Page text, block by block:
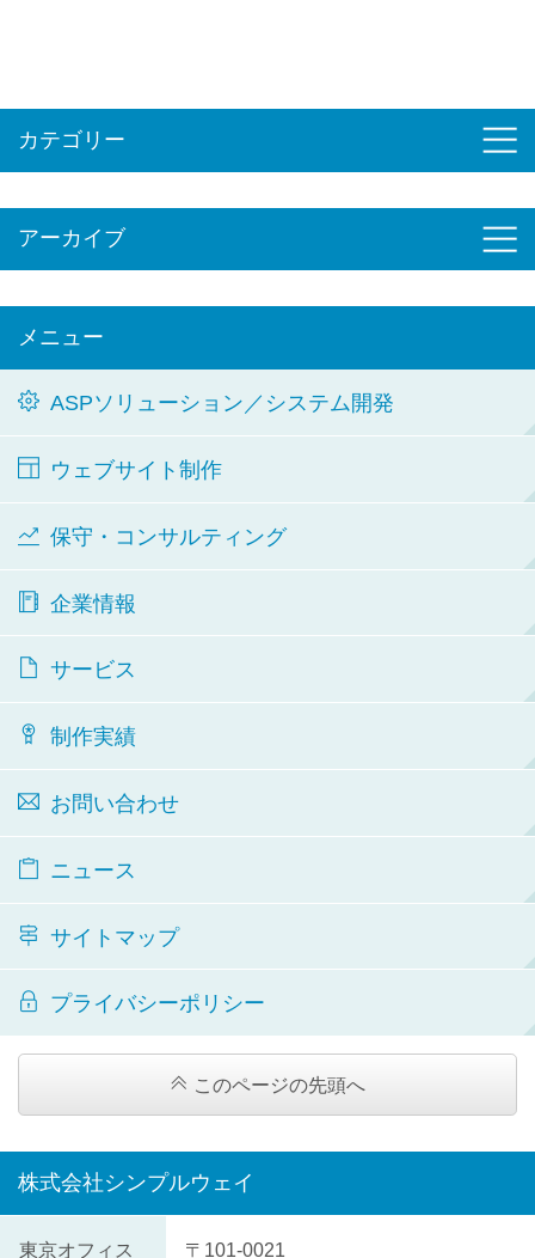
カテゴリー
アーカイブ
メニュー
ASPソリューション／システム開発
ウェブサイト制作
保守・コンサルティング
企業情報
サービス
制作実績
お問い合わせ
ニュース
サイトマップ
プライバシーポリシー
このページの先頭へ
株式会社シンプルウェイ
株
東京オフィス 〒101-0021